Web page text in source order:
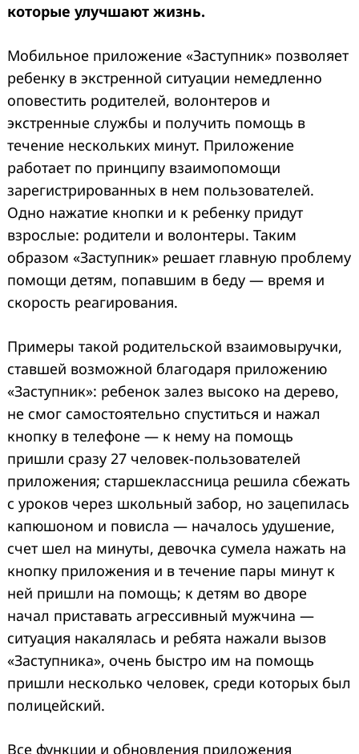
которые улучшают жизнь.
Мобильное приложение «Заступник» позволяет
ребенку в экстренной ситуации немедленно
оповестить родителей, волонтеров и
экстренные службы и получить помощь в
течение нескольких минут. Приложение
работает по принципу взаимопомощи
зарегистрированных в нем пользователей.
Одно нажатие кнопки и к ребенку придут
взрослые: родители и волонтеры. Таким
образом «Заступник» решает главную проблему
помощи детям, попавшим в беду — время и
скорость реагирования.
Примеры такой родительской взаимовыручки,
ставшей возможной благодаря приложению
«Заступник»: ребенок залез высоко на дерево,
не смог самостоятельно спуститься и нажал
кнопку в телефоне — к нему на помощь
пришли сразу 27 человек-пользователей
приложения; старшеклассница решила сбежать
с уроков через школьный забор, но зацепилась
капюшоном и повисла — началось удушение,
счет шел на минуты, девочка сумела нажать на
кнопку приложения и в течение пары минут к
ней пришли на помощь; к детям во дворе
начал приставать агрессивный мужчина —
ситуация накалялась и ребята нажали вызов
«Заступника», очень быстро им на помощь
пришли несколько человек, среди которых был
полицейский.
Все функции и обновления приложения